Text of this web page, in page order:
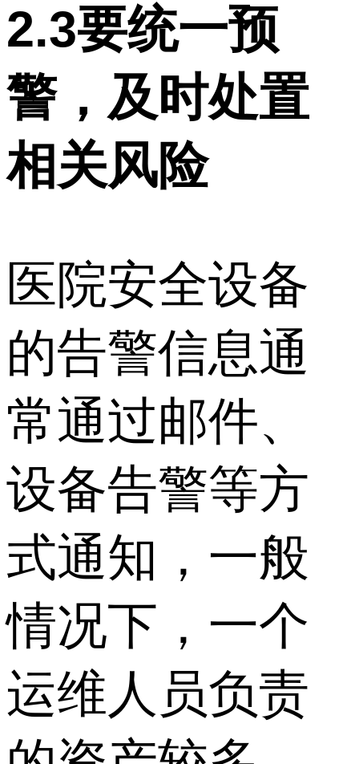
2.3要统一预
警，及时处置
相关风险
医院安全设备
的告警信息通
常通过邮件、
设备告警等方
式通知，一般
情况下，一个
运维人员负责